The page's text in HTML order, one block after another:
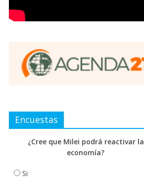
Encuestas
¿Cree que Milei podrá reactivar la
economía?
Si